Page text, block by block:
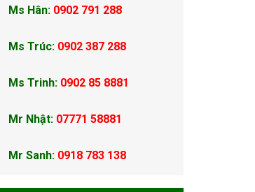
Ms Hân: 0902 791 288
Ms Trúc: 0902 387 288
Ms Trinh: 0902 85 8881
Mr Nhật: 07771 58881
Mr Sanh: 0918 783 138